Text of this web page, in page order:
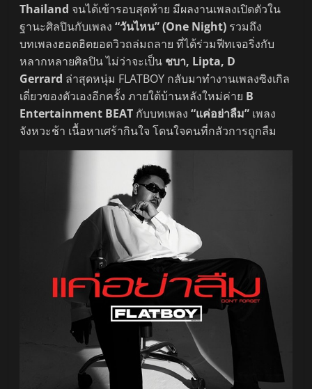
Thailand จนได้เข้ารอบสุดท้าย มีผลงานเพลงเปิดตัวใน
ฐานะศิลปินกับเพลง“วันไหน” (One Night) รวมถึง
บทเพลงฮอตฮิตยอดวิวถล่มถลาย ที่ได้ร่วมฟีทเจอริ่งกับ
หลากหลายศิลปิน ไม่ว่าจะเป็น ชบา, Lipta, D
Gerrard ล่าสุดหนุ่ม FLATBOY กลับมาทำงานเพลงซิงเกิล
เดี่ยวของตัวเองอีกครั้ง ภายใต้บ้านหลังใหม่ค่าย B
Entertainment BEAT กับบทเพลง “แค่อย่าลืม” เพลง
จังหวะช้า เนื้อหาเศร้ากินใจ โดนใจคนที่กลัวการถูกลืม